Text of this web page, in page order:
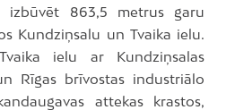
izbūvēt 863,5 metrus garu
Kundziņsalu un Tvaika ielu.
ielu ar Kundziņsalas
Rīgas brīvostas industriālo
attekas krastos,